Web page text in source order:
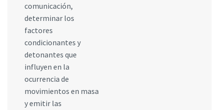
comunicación,
determinar los
factores
condicionantes y
detonantes que
influyen en la
ocurrencia de
movimientos en masa
y emitir las